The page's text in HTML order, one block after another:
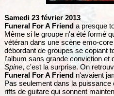
Samedi 23 février 2013
Funeral For A Frienda presque
Même si le groupe n'a été formé
vétéran dans une scène emo-
débordant de groupes se copiant
l'album sans grande conviction et
Spine, c'est la surprise. On
Funeral For A Friendn'avaient
Pas seulement dans la puissance
riffs de guitare qui sonnent